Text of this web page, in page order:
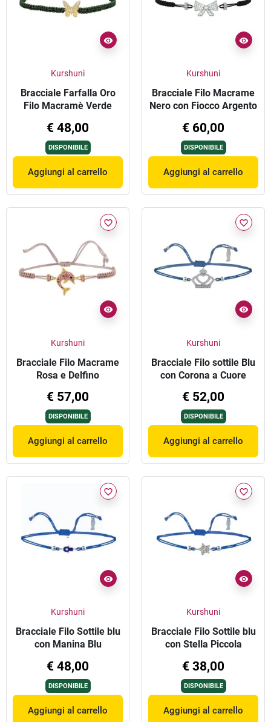
Kurshuni
Bracciale Farfalla Oro
Filo Macramè Verde
€ 48,00
DISPONIBILE
Aggiungi al carrello
Kurshuni
Bracciale Filo Macrame
Nero con Fiocco Argento
€ 60,00
DISPONIBILE
Aggiungi al carrello
favorite_border
Kurshuni
Bracciale Filo Macrame
Rosa e Delfino
€ 57,00
DISPONIBILE
Aggiungi al carrello
favorite_border
Kurshuni
Bracciale Filo sottile Blu
con Corona a Cuore
€ 52,00
DISPONIBILE
Aggiungi al carrello
favorite_border
Kurshuni
Bracciale Filo Sottile blu
con Manina Blu
€ 48,00
DISPONIBILE
Aggiungi al carrello
favorite_border
Kurshuni
Bracciale Filo Sottile blu
con Stella Piccola
€ 38,00
DISPONIBILE
Aggiungi al carrello